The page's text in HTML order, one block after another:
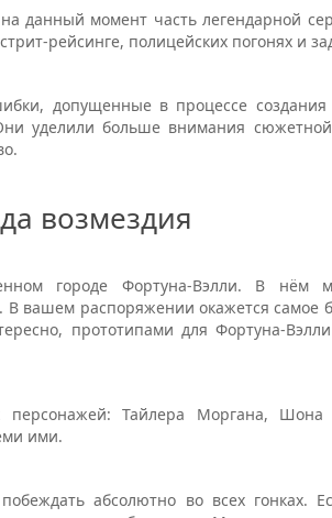
данный момент часть легендарной
рейсинге, полицейских погонях и
допущенные в процессе
уделили больше внимания
возмездия
городе Фортуна-Вэлли. В нём
В вашем распоряжении окажется самое
прототипами для Фортуна-
персонажей: Тайлера Моргана, Шона
ими.
абсолютно во всех гонках.